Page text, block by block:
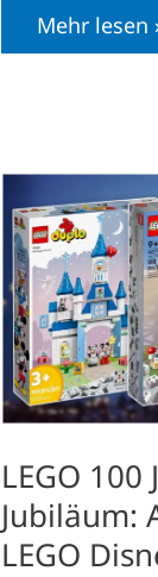
Mehr lesen
LEGO 100
Jubiläum:
LEGO
LEGO
100
Jahre
Disney
Jubiläum:
Alles
über
die
LEGO
Disney
Neuheiten